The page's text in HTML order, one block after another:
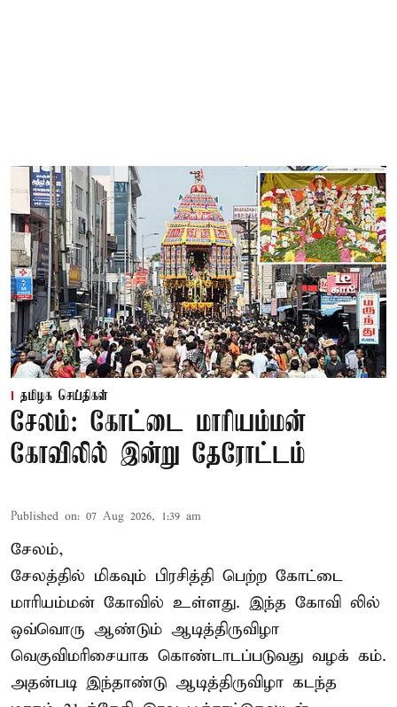
தமிழக செய்திகள்
சேலம்: கோட்டை மாரியம்மன்
கோவிலில் இன்று தேரோட்டம்
Published on: 07 Aug 2026, 1:39 am
சேலம்,
சேலத்தில் மிகவும் பிரசித்தி பெற்ற கோட்டை
மாரியம்மன் கோவில் உள்ளது. இந்த கோவி லில்
ஒவ்வொரு ஆண்டும் ஆடித்திருவிழா
வெகுவிமரிசையாக கொண்டாடப்படுவது வழக் கம்.
அதன்படி இந்தாண்டு ஆடித்திருவிழா கடந்த